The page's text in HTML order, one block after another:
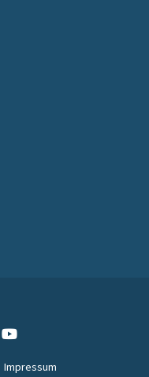
Impressum